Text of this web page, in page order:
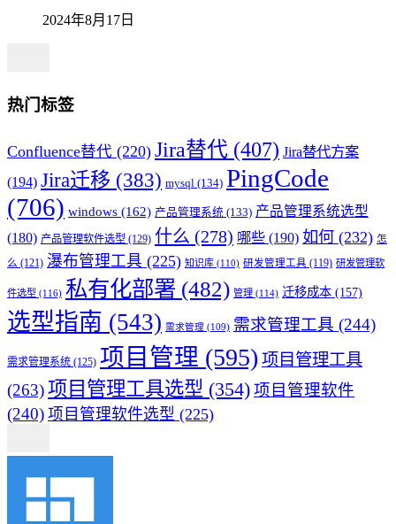
2024年8月17日
热门标签
Confluence替代 (220) Jira替代 (407) Jira替代方案
(194) Jira迁移 (383) mysql (134) PingCode
(706) windows (162) 产品管理系统 (133) 产品管理系统选型
(180) 产品管理软件选型 (129) 什么 (278) 哪些 (190) 如何 (232) 怎
么 (121) 瀑布管理工具 (225) 知识库 (110) 研发管理工具 (119) 研发管理软
件选型 (116) 私有化部署 (482) 管理 (114) 迁移成本 (157)
选型指南 (543) 需求管理 (109) 需求管理工具 (244)
需求管理系统 (125) 项目管理 (595) 项目管理工具
(263)项目管理工具选型 (354) 项目管理软件
(240) 项目管理软件选型 (225)